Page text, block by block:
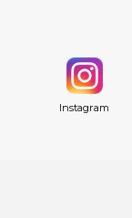
Instagram